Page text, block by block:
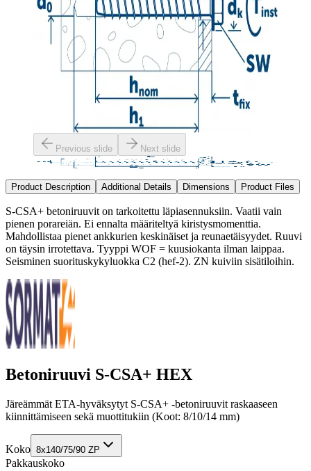
Previous slide Next slide
Product Description Additional Details Dimensions Product Files
S-CSA+ betoniruuvit on tarkoitettu läpiasennuksiin. Vaatii vain
pienen porareiän. Ei ennalta määriteltyä kiristysmomenttia.
Mahdollistaa pienet ankkurien keskinäiset ja reunaetäisyydet. Ruuvi
on täysin irrotettava. Tyyppi WOF = kuusiokanta ilman laippaa.
Seisminen suorituskykyluokka C2 (hef-2). ZN kuiviin sisätiloihin.
Betoniruuvi S-CSA+ HEX
Järeämmät ETA-hyväksytyt S-CSA+ -betoniruuvit raskaaseen
kiinnittämiseen sekä muottitukiin (Koot: 8/10/14 mm)
Koko 8x140/75/90 ZP
Pakkauskoko